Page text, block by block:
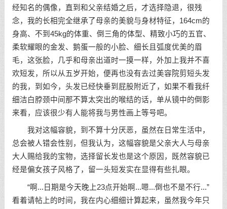
经知名的偶像，直到和父亲结婚之后，才选择隐退，很残
念，我的长相完全继承了母亲的美貌与身材特征，164cm的
身高、不到45kg的体重、倒三角的体型、精致小巧的五官、
柔软耀眼的金发、鹅蛋一般的小脸、细长且弧度优美的眉
毛，这张脸，几乎和母亲出道时一摸一样，外加上我并不喜
欢短发，所以从五岁开始，便再也没有去过美容院剪短头发
的我，到如今，头发已经快垂到屁股附近了，如果不看我纤
细洁白脖颈中间那不算太突出的喉结的话，单从镜中的倒影
来看，应该很少有人能将我与男性画上等号吧。
我对这幅容貌，到不算十分厌恶，虽然在日常生活中，
总会被人错会性别，但我认为，这幅容貌是父亲大人与母亲
大人赐给我的宝物，选择留长发也是这个原因，既然容貌已
经是偏女孩子风格了，留一头短发实在显得有些扎眼。
“啊...日期是今天晚上23点开始啊...嗯...倒也不是不行...”
看着请帖上的时间，我在内心细细计算起来，虽然我今年只